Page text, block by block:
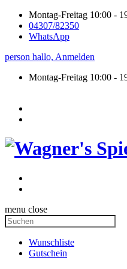
Montag-Freitag 10:00 -
04307/82350
WhatsApp
person hallo, Anmelden
Montag-Freitag 10:00 -
menu close
Wunschliste
Gutschein